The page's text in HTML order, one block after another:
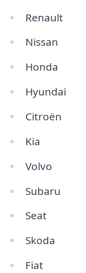
Renault
Nissan
Honda
Hyundai
Citroën
Kia
Volvo
Subaru
Seat
Skoda
Fiat